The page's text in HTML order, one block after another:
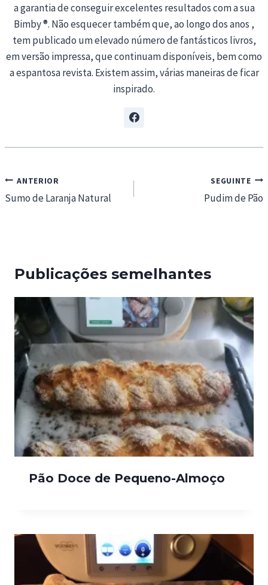
a garantia de conseguir excelentes resultados com a sua
Bimby ®. Não esquecer também que, ao longo dos anos ,
tem publicado um elevado número de fantásticos livros,
em versão impressa, que continuam disponíveis, bem como
a espantosa revista. Existem assim, várias maneiras de ficar
inspirado.
Navegação
de
ANTERIOR
Sumo de Laranja Natural
SEGUINTE
Pudim de Pão
Publicações semelhantes
Pão Doce de Pequeno-Almoço